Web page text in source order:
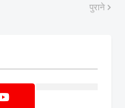
पुराने